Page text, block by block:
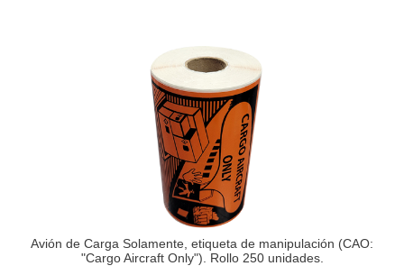
Avión de Carga Solamente, etiqueta de manipulación (CAO:
"Cargo Aircraft Only"). Rollo 250 unidades.